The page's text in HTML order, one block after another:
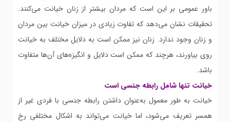
باور عمومی بر این است که مردان بیشتر از زنان خیانت می‌کنند.
تحقیقات نشان می‌دهد که تفاوت زیادی در میزان خیانت بین مردان
و زنان وجود ندارد. زنان نیز ممکن است به دلایل مختلف به خیانت
روی بیاورند، هرچند که ممکن است دلایل و انگیزه‌های آن‌ها متفاوت
باشد.
خیانت تنها شامل رابطه جنسی است
خیانت به طور معمول به‌عنوان داشتن رابطه جنسی با فردی غیر از
همسر تعریف می‌شود، اما خیانت می‌تواند به اشکال مختلفی رخ